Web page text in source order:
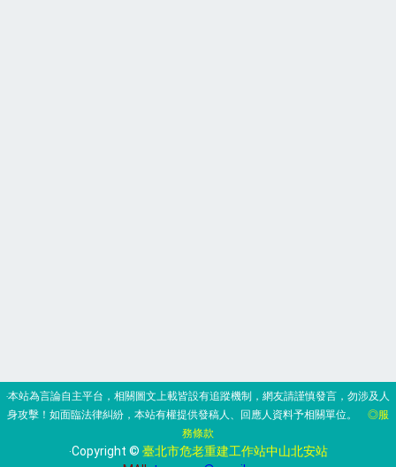
‧本站為言論自主平台，相關圖文上載皆設有追蹤機制，網友請謹慎發言，勿涉及人
身攻擊！如面臨法律糾紛，本站有權提供發稿人、回應人資料予相關單位。 ◎服
務條款
‧Copyright © 臺北市危老重建工作站中山北安站